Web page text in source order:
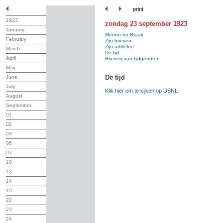
print
1923
January
February
March
April
May
June
July
August
September
01
02
03
06
07
10
13
14
15
22
23
24
zondag 23 september 1923
Menno ter Braak
Zijn brieven
Zijn artikelen
De tijd
Brieven van tijdgenoten
De tijd
Klik hier om te kijken op DBNL